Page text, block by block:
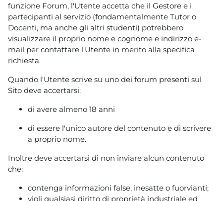
funzione Forum, l'Utente accetta che il Gestore e i
partecipanti al servizio (fondamentalmente Tutor o
Docenti, ma anche gli altri studenti) potrebbero
visualizzare il proprio nome e cognome e indirizzo e-
mail per contattare l'Utente in merito alla specifica
richiesta.
Quando l'Utente scrive su uno dei forum presenti sul
Sito deve accertarsi:
di avere almeno 18 anni
di essere l'unico autore del contenuto e di scrivere
a proprio nome.
Inoltre deve accertarsi di non inviare alcun contenuto
che:
contenga informazioni false, inesatte o fuorvianti;
violi qualsiasi diritto di proprietà industriale ed